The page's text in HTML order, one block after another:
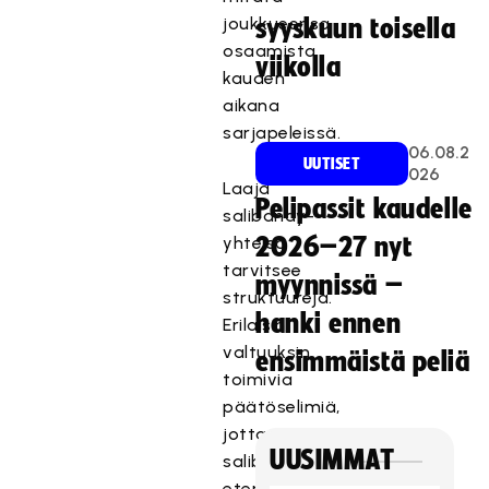
joukkueensa
osaamista
kauden
aikana
sarjapeleissä.
Laaja
salibandy-
yhteisö
tarvitsee
struktuureja.
Erilaisin
valtuuksin
toimivia
päätöselimiä,
jotta
salibandy
syyskuun toisella
viikolla
UUTISET
06.08.2
026
Pelipassit kaudelle
2026–27 nyt
myynnissä –
hanki ennen
ensimmäistä peliä
UUSIMMAT